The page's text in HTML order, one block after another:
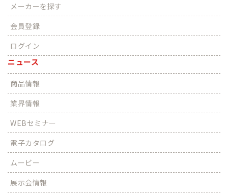
メーカーを探す
会員登録
ログイン
ニュース
商品情報
業界情報
WEBセミナー
電子カタログ
ムービー
展示会情報